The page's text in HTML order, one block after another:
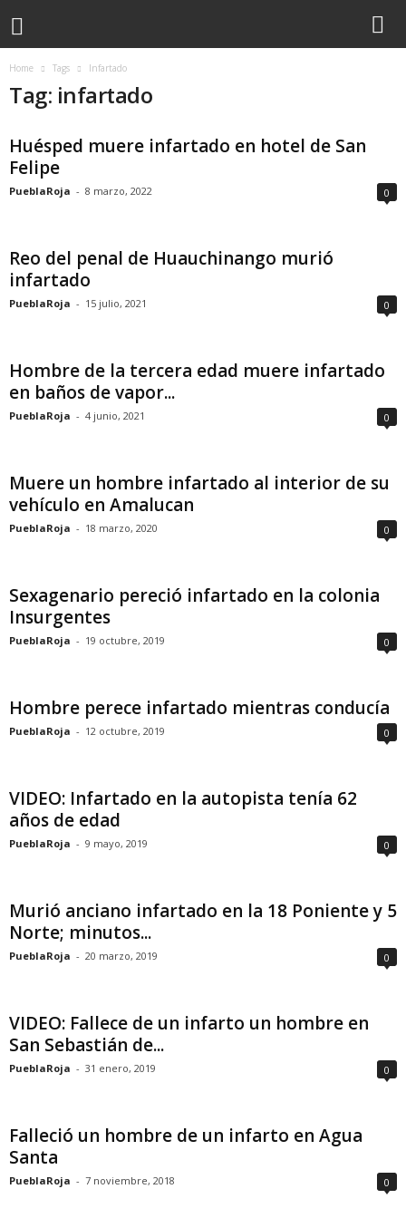
Home Tags Infartado
Tag: infartado
Huésped muere infartado en hotel de San
Felipe
PueblaRoja - 8 marzo, 2022 0
Reo del penal de Huauchinango murió
infartado
PueblaRoja - 15 julio, 2021 0
Hombre de la tercera edad muere infartado
en baños de vapor...
PueblaRoja - 4 junio, 2021 0
Muere un hombre infartado al interior de su
vehículo en Amalucan
PueblaRoja - 18 marzo, 2020 0
Sexagenario pereció infartado en la colonia
Insurgentes
PueblaRoja - 19 octubre, 2019 0
Hombre perece infartado mientras conducía
PueblaRoja - 12 octubre, 2019 0
VIDEO: Infartado en la autopista tenía 62
años de edad
PueblaRoja - 9 mayo, 2019 0
Murió anciano infartado en la 18 Poniente y 5
Norte; minutos...
PueblaRoja - 20 marzo, 2019 0
VIDEO: Fallece de un infarto un hombre en
San Sebastián de...
PueblaRoja - 31 enero, 2019 0
Falleció un hombre de un infarto en Agua
Santa
PueblaRoja - 7 noviembre, 2018 0